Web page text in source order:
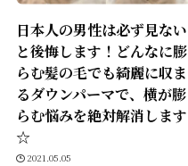
日本人の男性は必ず見ない
と後悔します！どんなに膨
らむ髪の毛でも綺麗に収ま
るダウンパーマで、横が膨
らむ悩みを絶対解消します
☆
2021.05.05